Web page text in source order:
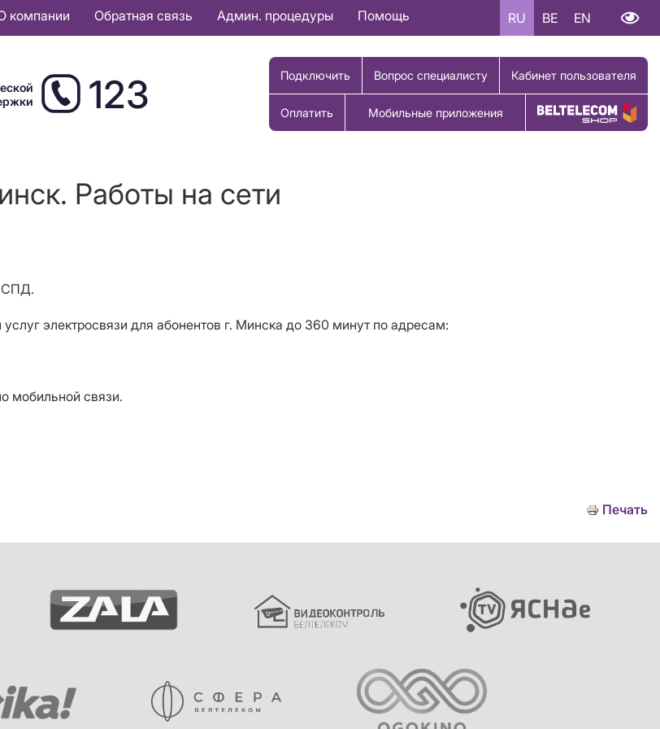
компании Обратная связь Админ. процедуры Помощь RU BE EN
123 Подключить Вопрос специалисту Кабинет пользователя
Оплатить Мобильные приложения Купить товар
Работы на сети
СПД.
электросвязи для абонентов г. Минска до 360 минут по адресам:
мобильной связи.
Печать